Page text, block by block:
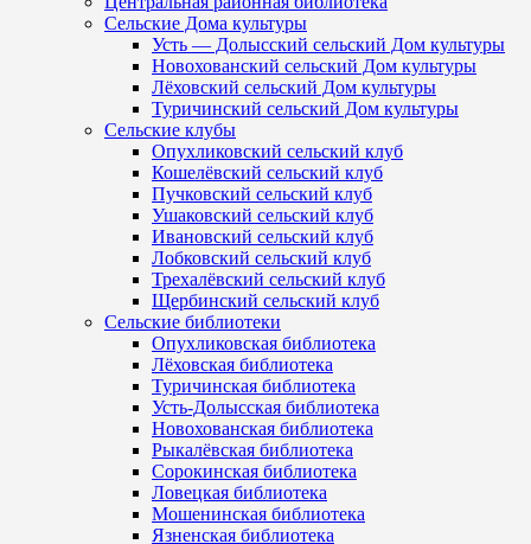
Сельские Дома культуры
Усть — Долысский сельский Дом культуры
Новохованский сельский Дом культуры
Лёховский сельский Дом культуры
Туричинский сельский Дом культуры
Сельские клубы
Опухликовский сельский клуб
Кошелёвский сельский клуб
Пучковский сельский клуб
Ушаковский сельский клуб
Ивановский сельский клуб
Лобковский сельский клуб
Трехалёвский сельский клуб
Щербинский сельский клуб
Сельские библиотеки
Опухликовская библиотека
Лёховская библиотека
Туричинская библиотека
Усть-Долысская библиотека
Новохованская библиотека
Рыкалёвская библиотека
Сорокинская библиотека
Ловецкая библиотека
Мошенинская библиотека
Язненская библиотека